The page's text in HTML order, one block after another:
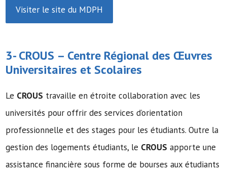
Visiter le site du MDPH
3-CROUS – Centre Régional des Œuvres
Universitaires et Scolaires
Le CROUS travaille en étroite collaboration avec les
universités pour offrir des services d’orientation
professionnelle et des stages pour les étudiants. Outre la
gestion des logements étudiants, le CROUS apporte une
assistance financière sous forme de bourses aux étudiants